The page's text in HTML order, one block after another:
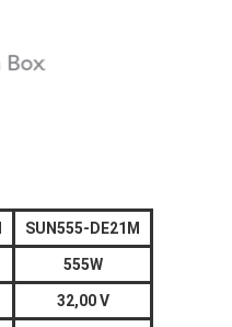
SUN555-DE21M
555W
32,00 V